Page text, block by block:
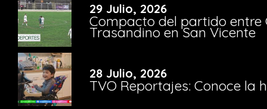
29 Julio, 2026
Compacto del partido entre
Trasandino en San Vicente
28 Julio, 2026
TVO Reportajes: Conoce la